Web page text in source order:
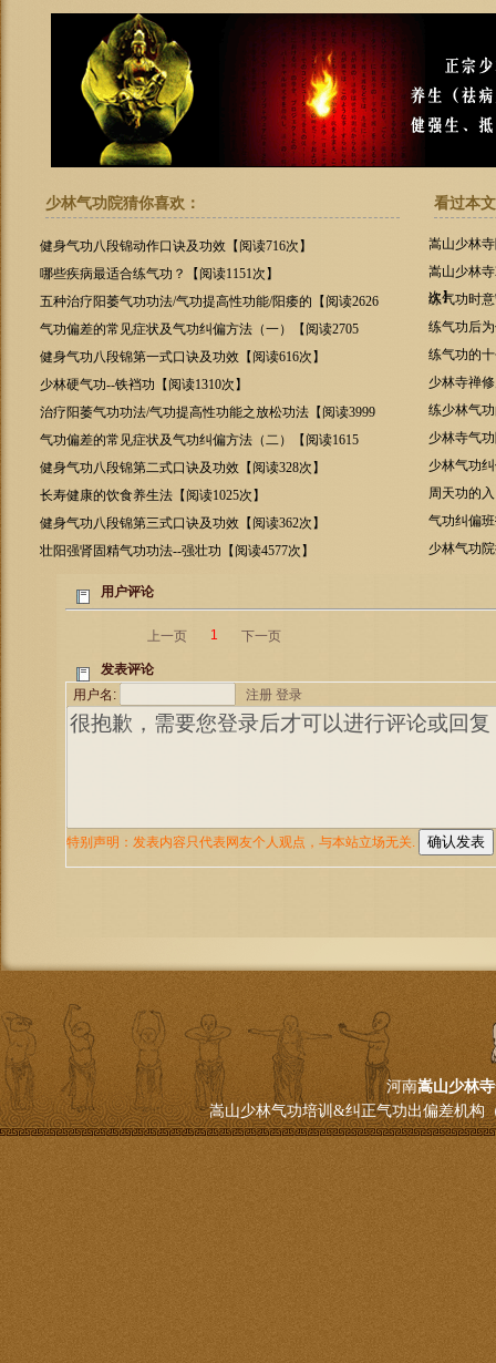
少林气功院猜你喜欢：
健身气功八段锦动作口诀及功效【阅读716次】
哪些疾病最适合练气功？【阅读1151次】
五种治疗阳萎气功功法/气功提高性功能/阳痿的【阅读2626
次】
气功偏差的常见症状及气功纠偏方法（一）【阅读2705
次】
健身气功八段锦第一式口诀及功效【阅读616次】
少林硬气功--铁裆功【阅读1310次】
治疗阳萎气功功法/气功提高性功能之放松功法【阅读3999
次】
气功偏差的常见症状及气功纠偏方法（二）【阅读1615
次】
健身气功八段锦第二式口诀及功效【阅读328次】
长寿健康的饮食养生法【阅读1025次】
健身气功八段锦第三式口诀及功效【阅读362次】
壮阳强肾固精气功功法--强壮功【阅读4577次】
看过本
嵩山少林
嵩山少林
次】
练气功时
练气功后
练气功的
少林寺禅
练少林气
少林寺气
少林气功
周天功的
气功纠偏
少林气功
河南嵩山少林寺
嵩山少林气功培训&纠正气功出偏差机构